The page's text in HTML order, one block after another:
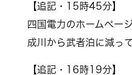
【追記・15時45分】
四国電力のホームペー
成川から武者泊に減って
【追記・16時19分】